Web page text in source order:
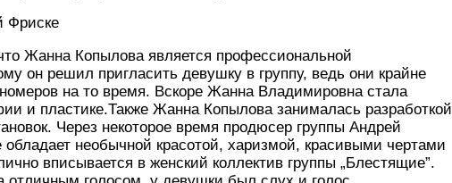
Фриске
Жанна Копылова является профессиональной
он решил пригласить девушку в группу, ведь они крайне
на то время. Вскоре Жанна Владимировна стала
и пластике.Также Жанна Копылова занималась разработкой
Через некоторое время продюсер группы Андрей
необычной красотой, харизмой, красивыми чертами
вписывается в женский коллектив группы „Блестящие”.